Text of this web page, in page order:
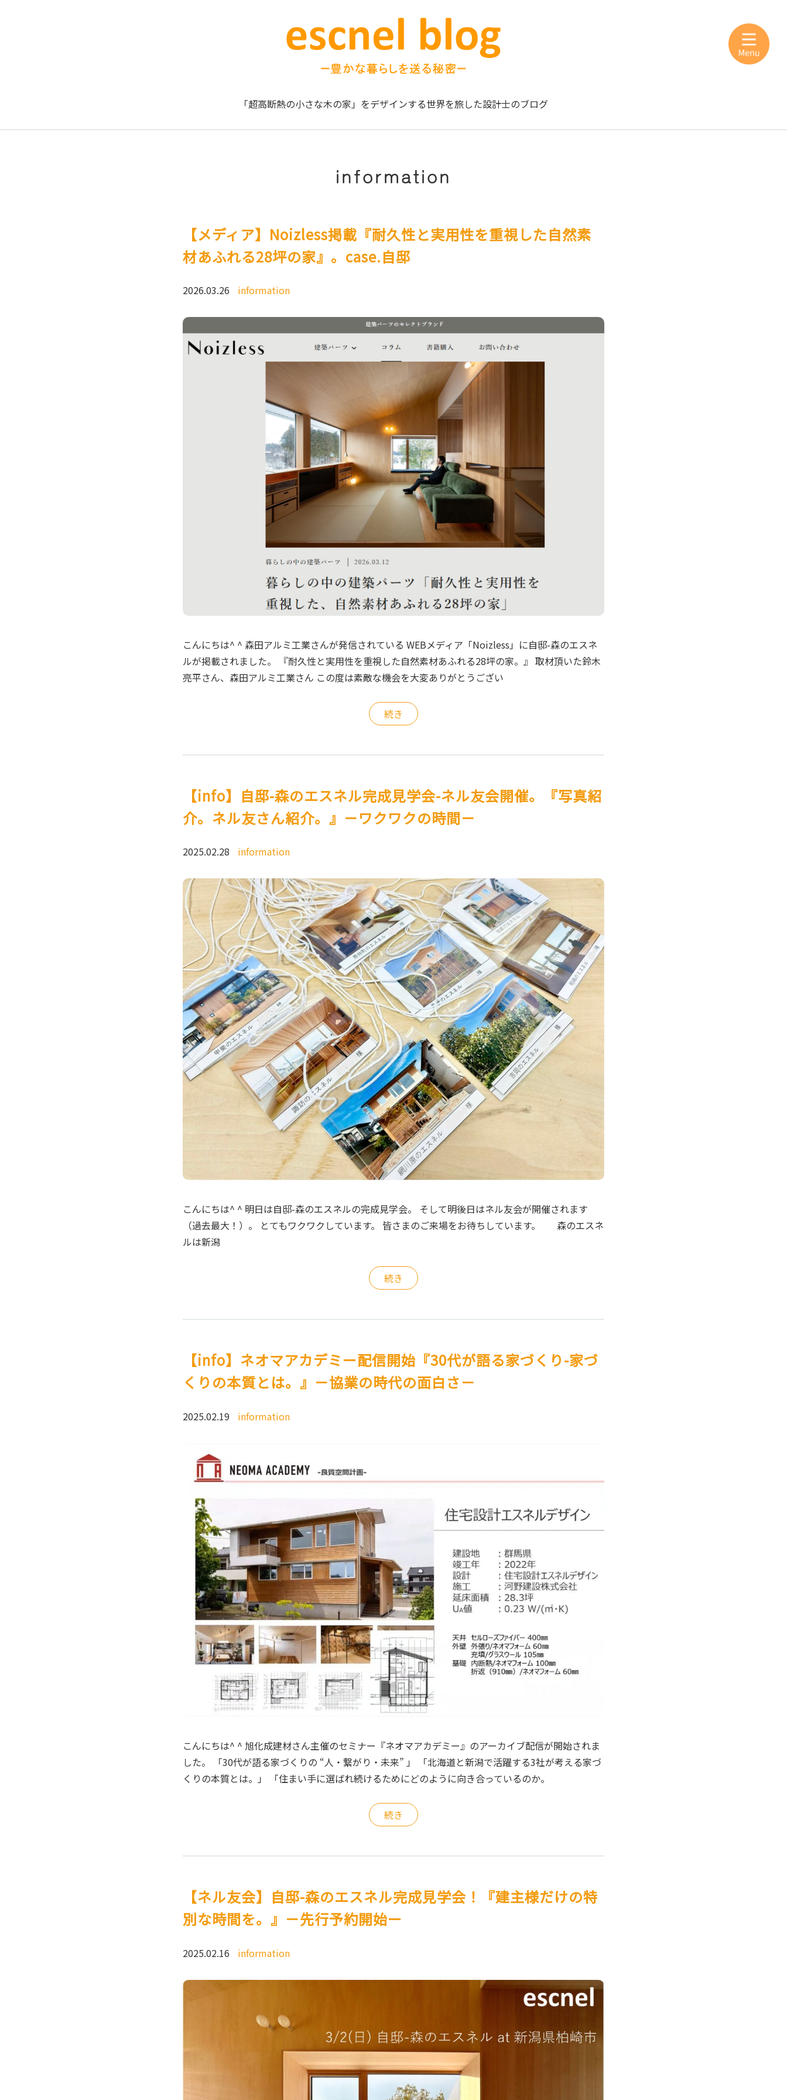
「超高断熱の小さな木の家」をデザインする世界を旅した設計士のブログ
information
【メディア】Noizless掲載『耐久性と実用性を重視した自然素
材あふれる28坪の家』。case.自邸
2026.03.26 information
こんにちは^ ^ 森田アルミ工業さんが発信されている WEBメディア「Noizless」に自邸-森のエスネ
ルが掲載されました。 『耐久性と実用性を重視した自然素材あふれる28坪の家。』 取材頂いた鈴木
亮平さん、森田アルミ工業さん この度は素敵な機会を大変ありがとうござい
続き
【info】自邸-森のエスネル完成見学会-ネル友会開催。『写真紹
介。ネル友さん紹介。』－ワクワクの時間－
2025.02.28 information
こんにちは^ ^ 明日は自邸-森のエスネルの完成見学会。 そして明後日はネル友会が開催されます
（過去最大！）。 とてもワクワクしています。 皆さまのご来場をお待ちしています。 森のエスネ
ルは新潟
続き
【info】ネオマアカデミー配信開始『30代が語る家づくり-家づ
くりの本質とは。』－協業の時代の面白さ－
2025.02.19 information
こんにちは^ ^ 旭化成建材さん主催のセミナー『ネオマアカデミー』のアーカイブ配信が開始されま
した。 「30代が語る家づくりの “人・繋がり・未来” 」 「北海道と新潟で活躍する3社が考える家づ
くりの本質とは。」 「住まい手に選ばれ続けるためにどのように向き合っているのか。
続き
【ネル友会】自邸-森のエスネル完成見学会！『建主様だけの特
別な時間を。』－先行予約開始ー
2025.02.16 information